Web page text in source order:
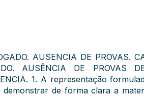
AUSENCIA DE PROVAS.
AUSÊNCIA DE PROVAS
1. A representação
de forma clara a